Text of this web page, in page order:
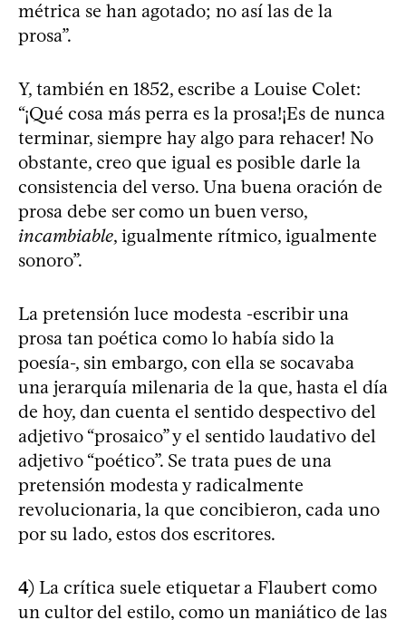
métrica se han agotado; no así las de la
prosa”.
Y, también en 1852, escribe a Louise Colet:
“¡Qué cosa más perra es la prosa!¡Es de nunca
terminar, siempre hay algo para rehacer! No
obstante, creo que igual es posible darle la
consistencia del verso. Una buena oración de
prosa debe ser como un buen verso,
incambiable, igualmente rítmico, igualmente
sonoro”.
La pretensión luce modesta -escribir una
prosa tan poética como lo había sido la
poesía-, sin embargo, con ella se socavaba
una jerarquía milenaria de la que, hasta el día
de hoy, dan cuenta el sentido despectivo del
adjetivo “prosaico” y el sentido laudativo del
adjetivo “poético”. Se trata pues de una
pretensión modesta y radicalmente
revolucionaria, la que concibieron, cada uno
por su lado, estos dos escritores.
4) La crítica suele etiquetar a Flaubert como
un cultor del estilo, como un maniático de las